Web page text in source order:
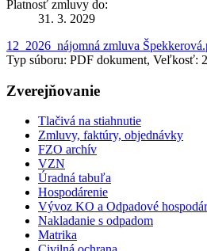
Platnosť zmluvy do:
31. 3. 2029
12_2026_nájomná zmluva
Typ súboru: PDF dokument, Veľkosť:
Zverejňovanie
Tlačivá na stiahnutie
Zmluvy, faktúry, objednávky
FZO archív
VZN
Úradná tabuľa
Hospodárenie
Vývoz KO a Odpadové
Nakladanie s odpadom
Matrika